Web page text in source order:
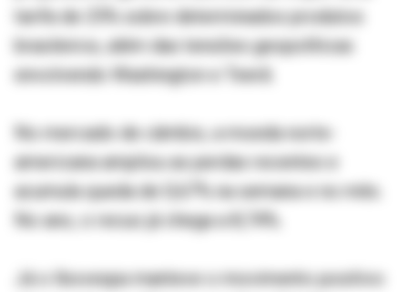
tarifa de 25% sobre determinados produtos
brasileiros, além das tensões geopolíticas
envolvendo Washington e Teerã.
No mercado de câmbio, a moeda norte-
americana ampliou as perdas recentes e
acumula queda de 0,67% na semana e no mês.
No ano, o recuo já chega a 8,74%.
Já o Ibovespa manteve o movimento positivo